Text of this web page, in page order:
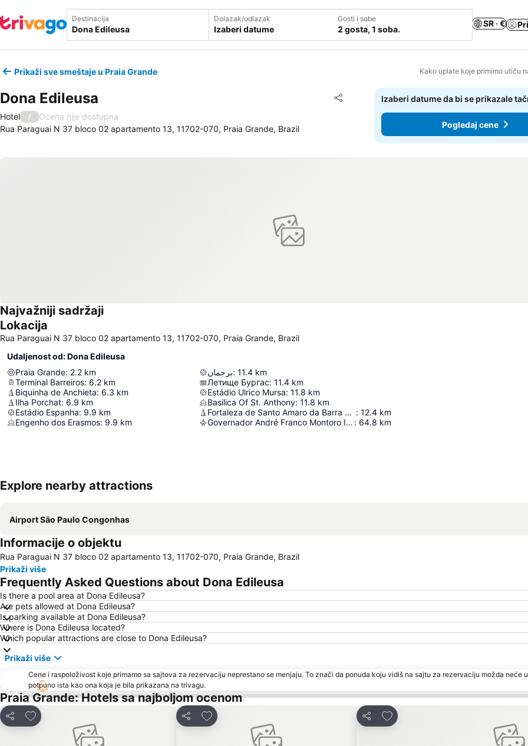
Destinacija Dolazak/odlazak
Izaberi datume
Gosti i sobe
2 gosta, 1 soba.
SR · €
Prikaži sve smeštaje u Praia Grande Kako uplate koje primimo utiču
Dona Edileusa Deli
Dodati u favorite
Hotel /
Ocena nije dostupna
Rua Paraguai N 37 bloco 02 apartamento 13, 11702-070, Praia Grande, Brazil
Izaberi datume da bi se prikazale
Pogledaj cene
Najvažniji sadržaji
Lokacija
Rua Paraguai N 37 bloco 02 apartamento 13, 11702-070, Praia Grande, Brazil
Udaljenost od: Dona Edileusa
Praia Grande: 2.2 km
Terminal Barreiros: 6.2 km
Biquinha de Anchieta: 6.3 km
Ilha Porchat: 6.9 km
Estádio Espanha: 9.9 km
Engenho dos Erasmos: 9.9 km
برجمان: 11.4 km
Летище Бургас: 11.4 km
Estádio Ulrico Mursa: 11.8 km
Basilica Of St. Anthony: 11.8 km
Fortaleza de Santo Amaro da Barra Grande : 12.4 km
Governador André Franco Montoro International Airport Of Cumbica/Guarulhos/São Paulo : 64.8 km
Explore nearby attractions
Airport São Paulo Congonhas
Informacije o objektu
Rua Paraguai N 37 bloco 02 apartamento 13, 11702-070, Praia Grande, Brazil
Prikaži više
Frequently Asked Questions about Dona Edileusa
Is there a pool area at Dona Edileusa?
Are pets allowed at Dona Edileusa?
Is parking available at Dona Edileusa?
Where is Dona Edileusa located?
Which popular attractions are close to Dona Edileusa?
Prikaži više
Cene i raspoloživost koje primamo sa sajtova za rezervaciju neprestano se menjaju. To znači da ponuda koju vidiš na sajtu za rezervaciju možda neće
potpuno ista kao ona koja je bila prikazana na trivagu.
Praia Grande: Hotels sa najboljom ocenom
Deli
Dodati u favorite
Deli
Dodati u favorite
Deli
Dodati u favorite